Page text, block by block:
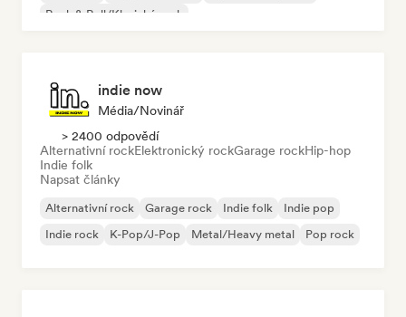
Rock & Roll/Klasický rock
indie now
Média/novinář
> 2400 odpovědí
Alternativní rockElektronický rockGarage rockHip-hop
Indie folk
Napsat články
Alternativní rock Garage rock Indie folk
Indie pop
Indie rock
K-Pop/J-Pop Metal/Heavy metal Pop rock